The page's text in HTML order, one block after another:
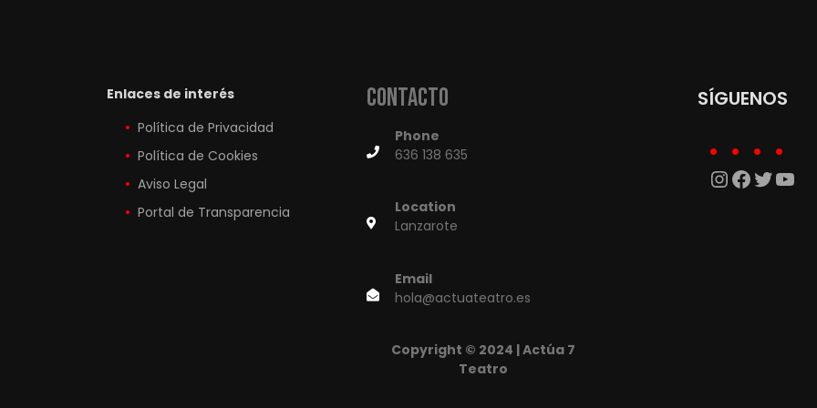
Enlaces de interés
Política de Privacidad
Política de Cookies
Aviso Legal
Portal de Transparencia
Contacto
Phone
636 138 635
Location
Lanzarote
Email
hola@actuateatro.es
Copyright © 2024 | Actúa 7
Teatro
SÍGUENOS
Instagram
Twitter